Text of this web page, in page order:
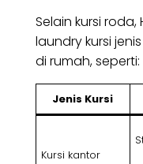
Selain kursi
laundry kursi
di rumah, seperti:
Jenis Kursi
Kursi kantor